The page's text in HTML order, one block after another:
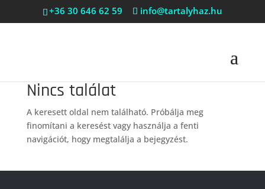
+36 30 646 62 59 info@tartalyhaz.hu
Nincs találat
A keresett oldal nem található. Próbálja meg
finomítani a keresést vagy használja a fenti
navigációt, hogy megtalálja a bejegyzést.